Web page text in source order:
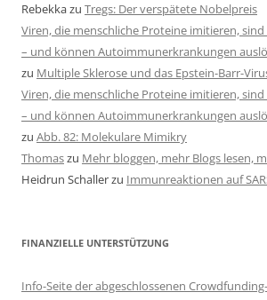
Rebekkazu Tregs: Der verspätete Nobelpreis
Viren, die menschliche Proteine imitieren,
– und können Autoimmunerkrankungen
zu Multiple Sklerose und das Epstein-Barr-
Viren, die menschliche Proteine imitieren,
– und können Autoimmunerkrankungen
zu Abb. 82: Molekulare Mimikry
Thomaszu Mehr bloggen, mehr Blogs lesen,
Heidrun Schallerzu Immunreaktionen auf
FINANZIELLE UNTERSTÜTZUNG
Info-Seite der abgeschlossenen